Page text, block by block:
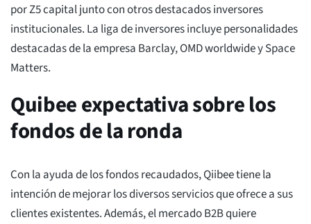
por Z5 capital junto con otros destacados inversores
institucionales. La liga de inversores incluye personalidades
destacadas de la empresa Barclay, OMD worldwide y Space
Matters.
Quibee expectativa sobre los
fondos de la ronda
Con la ayuda de los fondos recaudados, Qiibee tiene la
intención de mejorar los diversos servicios que ofrece a sus
clientes existentes. Además, el mercado B2B quiere